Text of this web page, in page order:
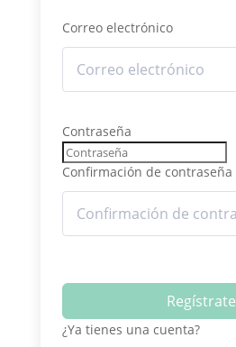
Correo electrónico
Contraseña
Confirmación de contraseña
Regístrate
¿Ya tienes una cuenta?